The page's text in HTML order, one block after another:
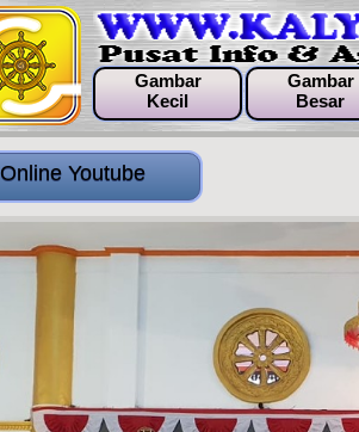
Gambar
Kecil
Gambar
Besar
Youtube